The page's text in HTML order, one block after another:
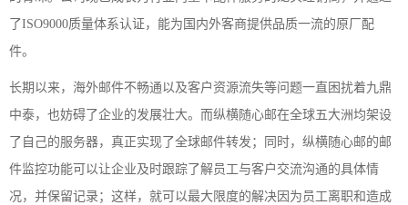
了ISO9000质量体系认证，能为国内外客商提供品质一流的原厂配
件。
长期以来，海外邮件不畅通以及客户资源流失等问题一直困扰着九鼎
中泰，也妨碍了企业的发展壮大。而纵横随心邮在全球五大洲均架设
了自己的服务器，真正实现了全球邮件转发；同时，纵横随心邮的邮
件监控功能可以让企业及时跟踪了解员工与客户交流沟通的具体情
况，并保留记录；这样，就可以最大限度的解决因为员工离职和造成